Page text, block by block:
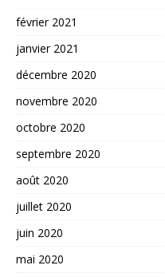
février 2021
janvier 2021
décembre 2020
novembre 2020
octobre 2020
septembre 2020
août 2020
juillet 2020
juin 2020
mai 2020